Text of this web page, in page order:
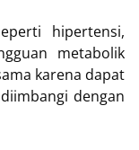
hipertensi,
metabolik
karena dapat
dengan